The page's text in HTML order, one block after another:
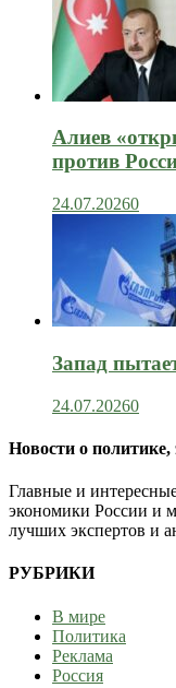
Алиев
против
24.07.20260
Запад
24.07.20260
Новости о политике,
Главные и
экономики России и
лучших экспертов и
РУБРИКИ
В мире
Политика
Реклама
Россия